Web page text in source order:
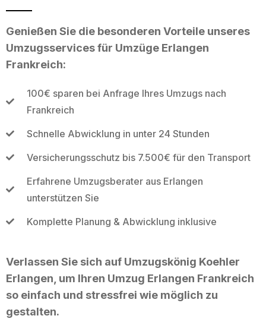
Genießen Sie die besonderen Vorteile unseres
Umzugsservices für Umzüge Erlangen
Frankreich:
100€ sparen bei Anfrage Ihres Umzugs nach
Frankreich
Schnelle Abwicklung in unter 24 Stunden
Versicherungsschutz bis 7.500€ für den Transport
Erfahrene Umzugsberater aus Erlangen
unterstützen Sie
Komplette Planung & Abwicklung inklusive
Verlassen Sie sich auf Umzugskönig Koehler
Erlangen, um Ihren Umzug Erlangen Frankreich
so einfach und stressfrei wie möglich zu
gestalten.